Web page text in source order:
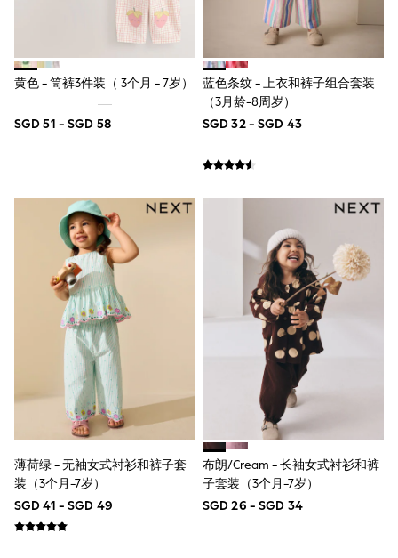
Lipsy Girl
Monsoon
River Island
BOYS
New In
0-2 Years
3-5 years
6-8 years
New In from Next
World Cup
Essentials
Holiday Shop
Linen Collection
Gamer
Pokemon
Toy Story
Spiderman
THE SET
All Clothing
Coats & Jackets
Dungarees
Jeans
Joggers
Nightwear & Pyjamas
Schoolwear
Sets & Outfits
黄色 - 筒裤3件装（ 3个月 - 7岁）
SGD 51 - SGD 58
蓝色条纹 - 上衣和裤子组合套装
（3月龄-8周岁）
SGD 32 - SGD 43
薄荷绿 - 无袖女式衬衫和裤子套
装（3个月-7岁）
SGD 41 - SGD 49
布朗/Cream - 长袖女式衬衫和裤
子套装（3个月-7岁）
SGD 26 - SGD 34